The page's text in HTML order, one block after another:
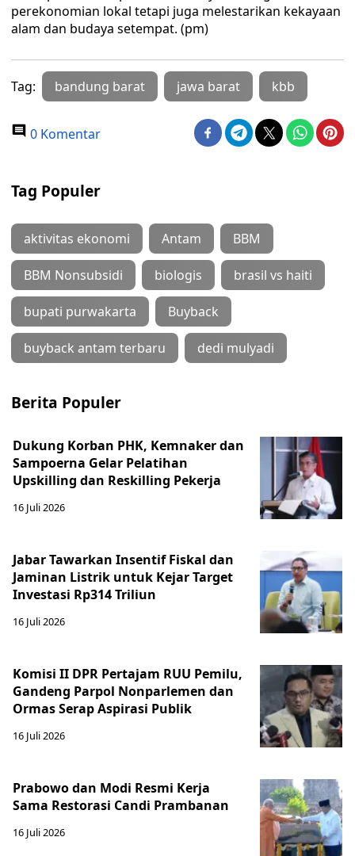
perekonomian lokal tetapi juga melestarikan kekayaan
alam dan budaya setempat. (pm)
Tag: bandung barat jawa barat kbb
0 Komentar
Tag Populer
aktivitas ekonomi Antam BBM
BBM Nonsubsidi biologis brasil vs haiti
bupati purwakarta Buyback
buyback antam terbaru dedi mulyadi
Berita Populer
Dukung Korban PHK, Kemnaker dan
Sampoerna Gelar Pelatihan
Upskilling dan Reskilling Pekerja
16 Juli 2026
Jabar Tawarkan Insentif Fiskal dan
Jaminan Listrik untuk Kejar Target
Investasi Rp314 Triliun
16 Juli 2026
Komisi II DPR Pertajam RUU Pemilu,
Gandeng Parpol Nonparlemen dan
Ormas Serap Aspirasi Publik
16 Juli 2026
Prabowo dan Modi Resmi Kerja
Sama Restorasi Candi Prambanan
16 Juli 2026